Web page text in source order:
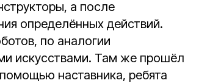
а после
определённых действий.
по аналогии
искусствами. Там же прошёл
наставника, ребята